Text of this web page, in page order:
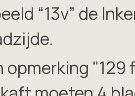
“13v” de
opmerking